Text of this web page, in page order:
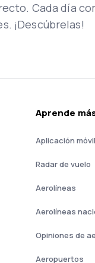
Cada día
¡Descúbrelas!
Aprende
Aplicación móvil
Radar de vuelo
Aerolíneas
Aerolíneas
Opiniones de
Aeropuertos